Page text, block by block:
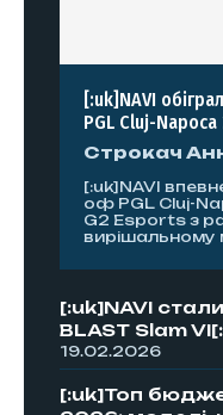
[:uk]NAVI
PGL Cluj-Napoca
Строкач
[:uk]NAVI
оф PGL Cluj-
G2 Esports з
вирішальному
[:uk]NAVI
BLAST Slam
19.02.2026
[:uk]Топ